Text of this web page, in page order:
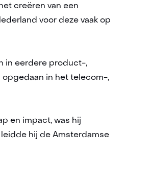
creëren van een
voor deze vaak op
in eerdere product-,
in het telecom-,
en impact, was hij
hij de Amsterdamse